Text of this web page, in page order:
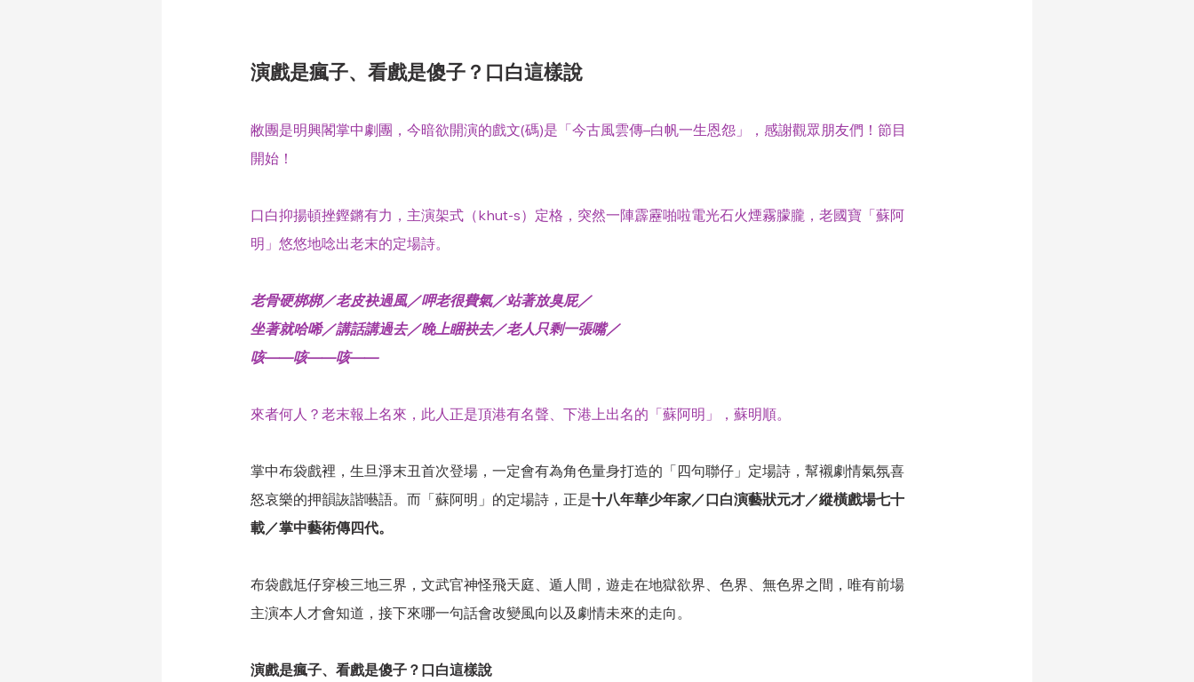
演戲是瘋子、看戲是傻子？口白這樣說
敝團是明興閣掌中劇團，今暗欲開演的戲文(碼)是「今古風雲傳–白帆一生恩怨」，感謝觀眾朋友們！節目
開始！
口白抑揚頓挫鏗鏘有力，主演架式（khut-s）定格，突然一陣霹靂啪啦電光石火煙霧朦朧，老國寶「蘇阿
明」悠悠地唸出老末的定場詩。
老骨硬梆梆／老皮袂過風／呷老很費氣／站著放臭屁／
坐著就哈唏／講話講過去／晚上睏袂去／老人只剩一張嘴／
咳——咳——咳——
來者何人？老末報上名來，此人正是頂港有名聲、下港上出名的「蘇阿明」，蘇明順。
掌中布袋戲裡，生旦淨末丑首次登場，一定會有為角色量身打造的「四句聯仔」定場詩，幫襯劇情氣氛喜
怒哀樂的押韻詼諧囈語。而「蘇阿明」的定場詩，正是十八年華少年家／口白演藝狀元才／縱橫戲場七十
載／掌中藝術傳四代。
布袋戲尪仔穿梭三地三界，文武官神怪飛天庭、遁人間，遊走在地獄欲界、色界、無色界之間，唯有前場
主演本人才會知道，接下來哪一句話會改變風向以及劇情未來的走向。
演戲是瘋子、看戲是傻子？口白這樣說